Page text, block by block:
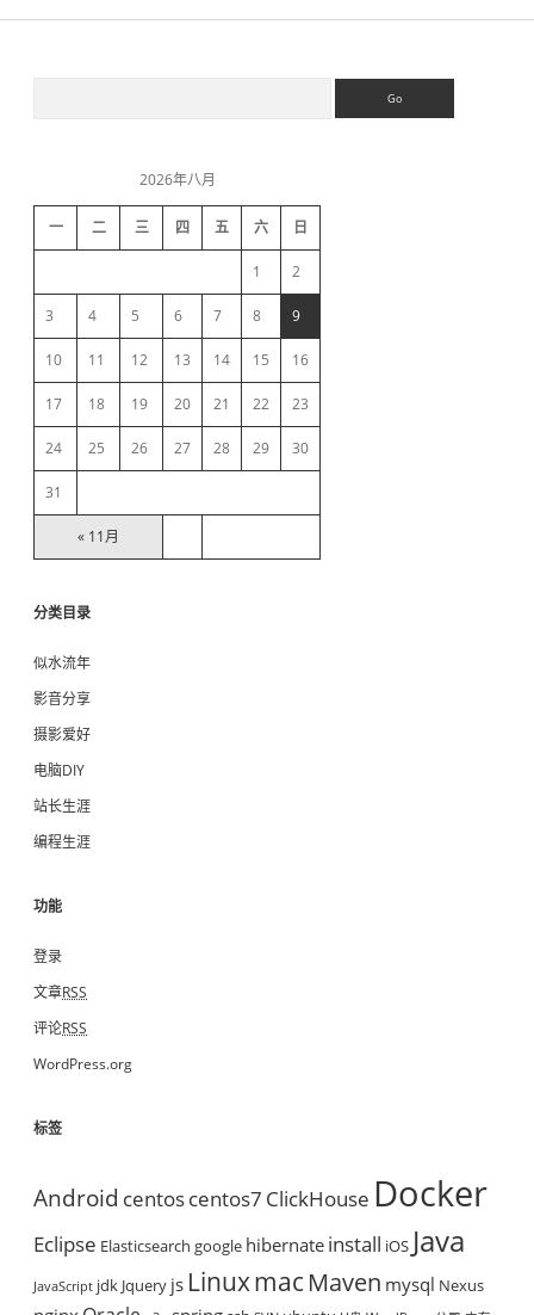
s
a
t
a
问
d
b
a
r
2026年八月
一 二 三 四 五 六 日
« 11月
1 2
3 4 5 6 7 8 9
10 11 12 13 14 15 16
17 18 19 20 21 22 23
24 25 26 27 28 29 30
31
分类目录
似水流年
影音分享
摄影爱好
电脑DIY
站长生涯
编程生涯
功能
登录
文章RSS
评论RSS
WordPress.org
标签
Android centoscentos7 ClickHouse Docker
Eclipse Elasticsearch google hibernate install iOS Java
JavaScript jdk Jquery js LinuxmacMaven mysql Nexus